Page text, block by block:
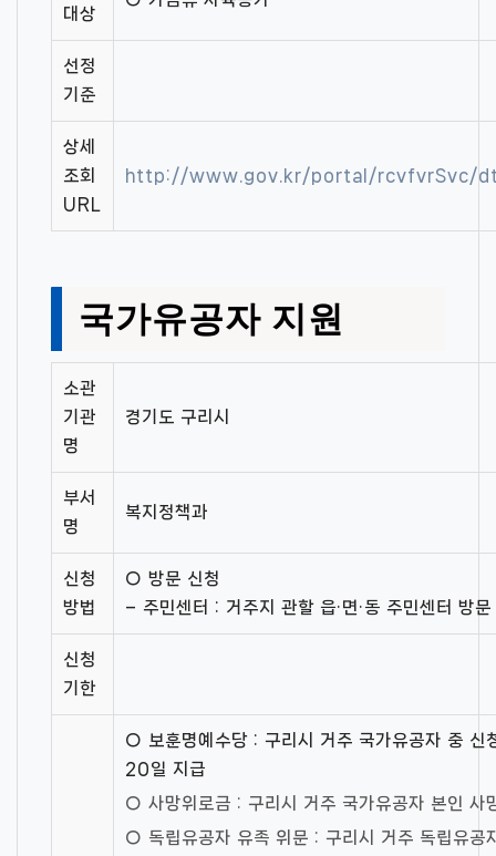
대상
선정
기준
상세
조회
URL
http://www.gov.kr/portal/rcvfvrSvc/
국가유공자 지원
소관
기관
명
경기도 구리시
부서
명
복지정책과
신청
방법
○ 방문 신청
– 주민센터 : 거주지 관할 읍·면·동 주민센터 방문
신청
기한
○ 보훈명예수당 : 구리시 거주 국가유공자 중 신
20일 지급
○ 사망위로금 : 구리시 거주 국가유공자 본인 사
○ 독립유공자 유족 위문 : 구리시 거주 독립유공